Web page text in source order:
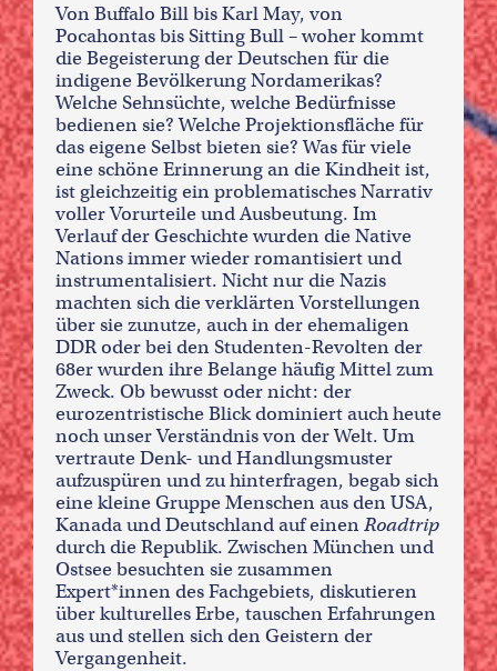
Von Buffalo Bill bis Karl May, von
Pocahontas bis Sitting Bull – woher kommt
die Begeisterung der Deutschen für die
indigene Bevölkerung Nordamerikas?
Welche Sehnsüchte, welche Bedürfnisse
bedienen sie? Welche Projektionsfläche für
das eigene Selbst bieten sie? Was für viele
eine schöne Erinnerung an die Kindheit ist,
ist gleichzeitig ein problematisches Narrativ
voller Vorurteile und Ausbeutung. Im
Verlauf der Geschichte wurden die Native
Nations immer wieder romantisiert und
instrumentalisiert. Nicht nur die Nazis
machten sich die verklärten Vorstellungen
über sie zunutze, auch in der ehemaligen
DDR oder bei den Studenten-Revolten der
68er wurden ihre Belange häufig Mittel zum
Zweck. Ob bewusst oder nicht: der
eurozentristische Blick dominiert auch heute
noch unser Verständnis von der Welt. Um
vertraute Denk- und Handlungsmuster
aufzuspüren und zu hinterfragen, begab sich
eine kleine Gruppe Menschen aus den USA,
Kanada und Deutschland auf einenRoadtrip
durch die Republik. Zwischen München und
Ostsee besuchten sie zusammen
Expert*innen des Fachgebiets, diskutieren
über kulturelles Erbe, tauschen Erfahrungen
aus und stellen sich den Geistern der
Vergangenheit.